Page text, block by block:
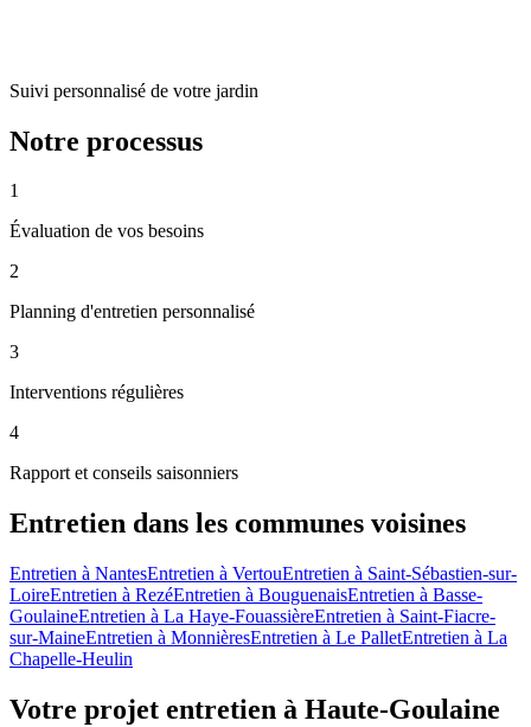
Suivi personnalisé de votre jardin
Notre processus
1
Évaluation de vos besoins
2
Planning d'entretien personnalisé
3
Interventions régulières
4
Rapport et conseils saisonniers
Entretien dans les communes voisines
Entretien à NantesEntretien à VertouEntretien à Saint-Sébastien-sur-
LoireEntretien à RezéEntretien à BouguenaisEntretien à Basse-
GoulaineEntretien à La Haye-FouassièreEntretien à Saint-Fiacre-
sur-MaineEntretien à MonnièresEntretien à Le PalletEntretien à La
Chapelle-Heulin
Votre projet entretien à Haute-Goulaine